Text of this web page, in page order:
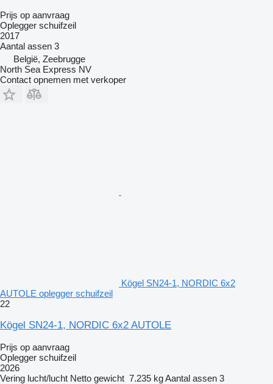
Prijs op aanvraag
Oplegger schuifzeil
2017
Aantal assen 3
België, Zeebrugge
North Sea Express NV
Contact opnemen met verkoper
Kögel SN24-1, NORDIC 6x2
AUTOLE oplegger schuifzeil
22
Kögel SN24-1, NORDIC 6x2 AUTOLE
Prijs op aanvraag
Oplegger schuifzeil
2026
Vering lucht/lucht Netto gewicht 7.235 kgAantal assen 3